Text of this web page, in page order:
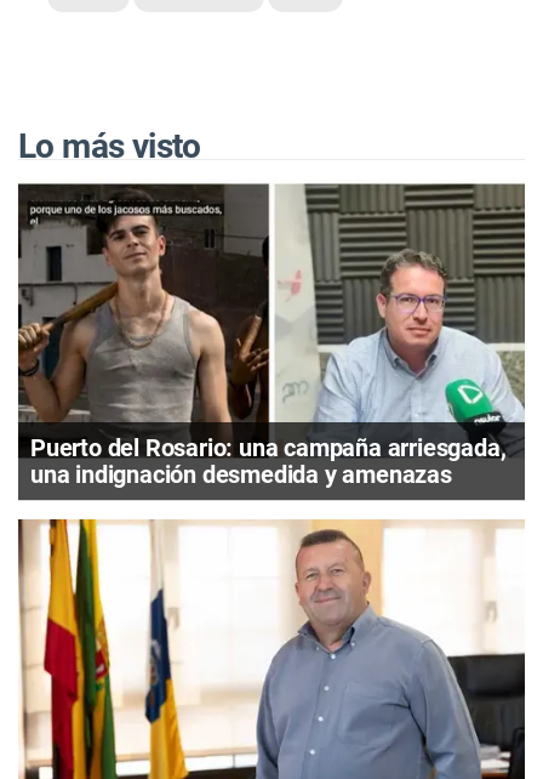
Lo más visto
Puerto del Rosario: una campaña arriesgada,
una indignación desmedida y amenazas